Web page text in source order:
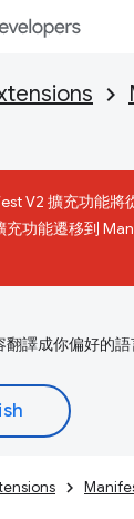
V2 擴充功能將
功能遷移到
譯成你偏好的